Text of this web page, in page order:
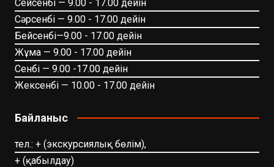
Сейсенбі — 9.00 - 17.00 дейін
Сәрсенбі — 9.00 - 17.00 дейін
Бейсенбі—9.00 - 17.00 дейін
Жұма — 9.00 - 17.00 дейін
Сенбі — 9.00 -17.00 дейін
Жексенбі — 10.00 - 17.00 дейін
Байланыс
тел.: + (экскурсиялық бөлім),
+ (қабылдау)